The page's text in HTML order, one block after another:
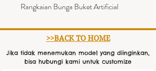
Rangkaian Bunga Buket Artificial
>>BACK TO HOME
Jika tidak menemukan model yang diinginkan,
bisa hubungi kami untuk customize